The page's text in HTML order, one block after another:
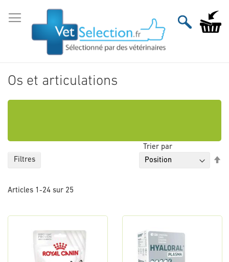
au
contenu
Mon
Os et articulations
Articles 1 -24 sur 25
Trier par
Filtres